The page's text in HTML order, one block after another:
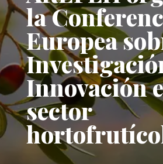
la
Europea
Innovación
sector